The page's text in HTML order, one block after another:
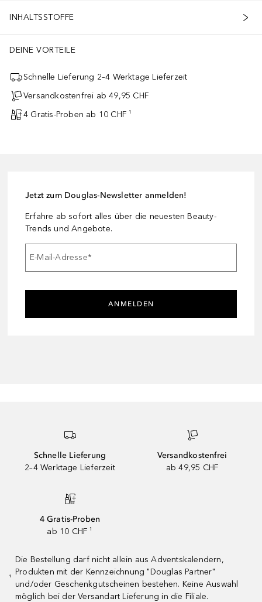
INHALTSSTOFFE
DEINE VORTEILE
Schnelle Lieferung 2–4 Werktage Lieferzeit
Versandkostenfrei ab 49,95 CHF
4 Gratis-Proben ab 10 CHF ¹
Jetzt zum Douglas-Newsletter anmelden!
Erfahre ab sofort alles über die neuesten Beauty-
Trends und Angebote.
E-Mail-Adresse*
ANMELDEN
Schnelle Lieferung
2–4 Werktage Lieferzeit
Versandkostenfrei
ab 49,95 CHF
4 Gratis-Proben
ab 10 CHF ¹
¹
Die Bestellung darf nicht allein aus Adventskalendern,
Produkten mit der Kennzeichnung "Douglas Partner"
und/oder Geschenkgutscheinen bestehen. Keine Auswahl
möglich bei der Versandart Lieferung in die Filiale.